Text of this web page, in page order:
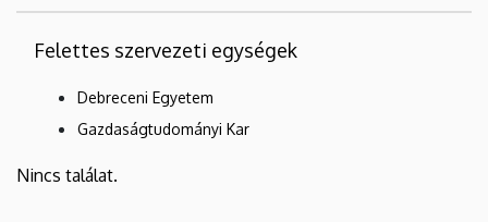
Felettes szervezeti egységek
Debreceni Egyetem
Gazdaságtudományi Kar
Nincs találat.